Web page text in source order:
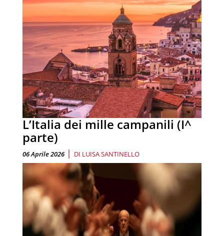
L’Italia dei mille campanili (I^
parte)
06 Aprile 2026 | DI LUISA SANTINELLO